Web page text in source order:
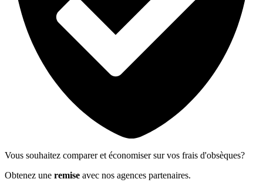
Vous souhaitez comparer et économiser sur vos frais d'obsèques?
Obtenez une remise avec nos agences partenaires.